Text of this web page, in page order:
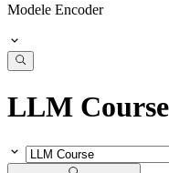
Modele Encoder
LLM Course